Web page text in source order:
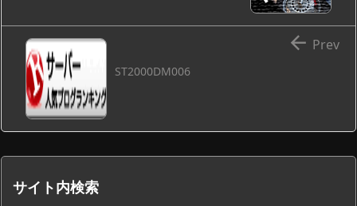
ST2000DM006
 Prev
サイト内検索